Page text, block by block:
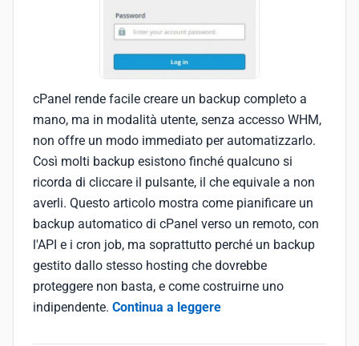
cPanel rende facile creare un backup completo a
mano, ma in modalità utente, senza accesso WHM,
non offre un modo immediato per automatizzarlo.
Così molti backup esistono finché qualcuno si
ricorda di cliccare il pulsante, il che equivale a non
averli. Questo articolo mostra come pianificare un
backup automatico di cPanel verso un remoto, con
l'API e i cron job, ma soprattutto perché un backup
gestito dallo stesso hosting che dovrebbe
proteggere non basta, e come costruirne uno
indipendente. Continua a leggere